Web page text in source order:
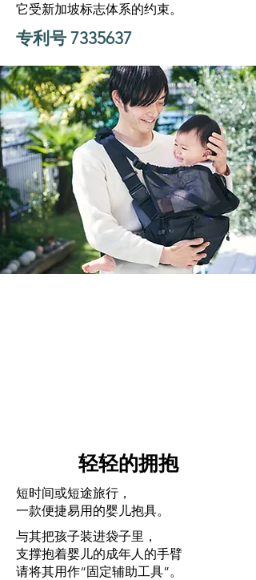
它受新加坡标志体系的约束。
专利号 7335637
轻轻的拥抱
短时间或短途旅行，
一款便捷易用的婴儿抱具。
与其把孩子装进袋子里，
支撑抱着婴儿的成年人的手臂
请将其用作“固定辅助工具”。